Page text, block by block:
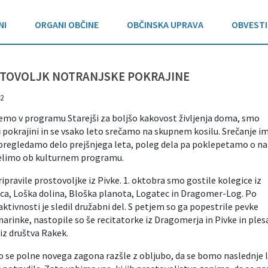
ORGANI OBČINE OBČINSKA UPRAVA
NOTRANJSKE POKRAJINE
v programu Starejši za boljšo kakovost življenja doma, smo
in se vsako leto srečamo na skupnem kosilu. Srečanje
delo prejšnjega leta, poleg dela pa poklepetamo o
ob kulturnem programu.
prostovoljke iz Pivke. 1. oktobra smo gostile kolegice iz
Loška dolina, Bloška planota, Logatec in Dragomer-Log. Po
je sledil družabni del. S petjem so ga popestrile pevke
nastopile so še recitatorke iz Dragomerja in Pivke in
društva Rakek.
se polne novega zagona razšle z obljubo, da se bomo naslednje